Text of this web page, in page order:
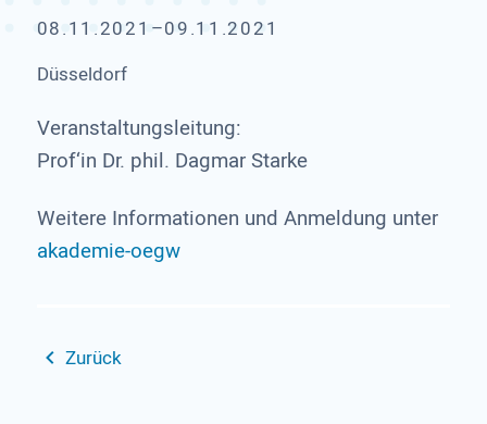
08.11.2021–09.11.2021
Düsseldorf
Veranstaltungsleitung:
Prof‘in Dr. phil. Dagmar Starke
Weitere Informationen und Anmeldung unter
akademie-oegw
Zurück